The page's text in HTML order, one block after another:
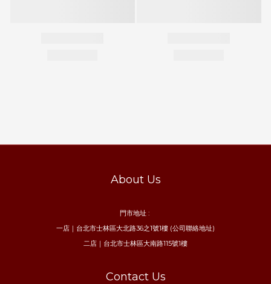
About Us
門市地址 :
一店｜台北市士林區大北路36之1號1樓 (公司聯絡地址)
二店｜台北市士林區大南路115號1樓
Contact Us